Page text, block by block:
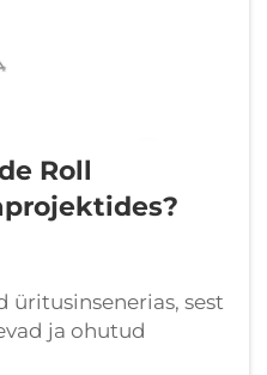
Roll
üritusinsenerias, sest
ja ohutud
üritustele. Kui te